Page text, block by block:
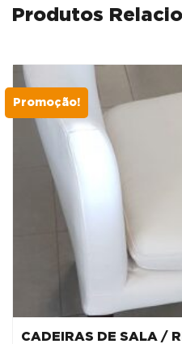
Produtos
Promoção!
CADEIRAS DE SALA /